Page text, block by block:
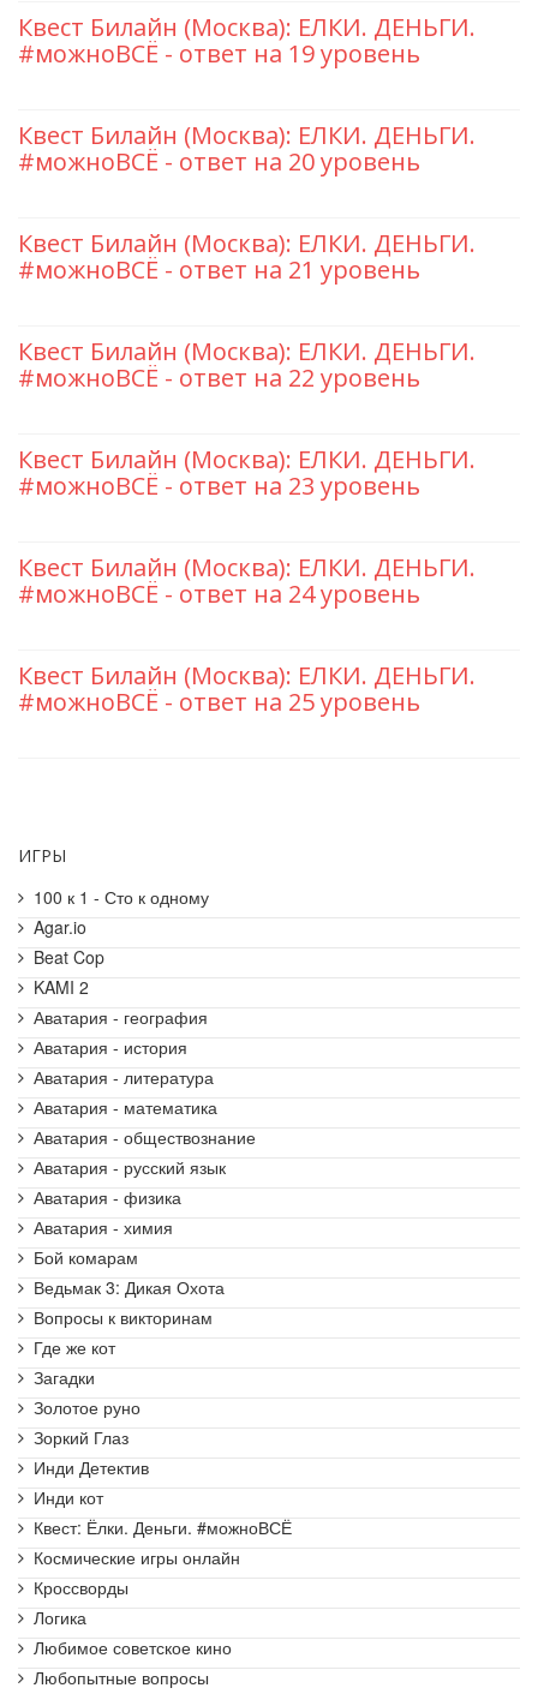
Квест Билайн (Москва): ЕЛКИ. ДЕНЬГИ.
#можноВСЁ - ответ на 19 уровень
Квест Билайн (Москва): ЕЛКИ. ДЕНЬГИ.
#можноВСЁ - ответ на 20 уровень
Квест Билайн (Москва): ЕЛКИ. ДЕНЬГИ.
#можноВСЁ - ответ на 21 уровень
Квест Билайн (Москва): ЕЛКИ. ДЕНЬГИ.
#можноВСЁ - ответ на 22 уровень
Квест Билайн (Москва): ЕЛКИ. ДЕНЬГИ.
#можноВСЁ - ответ на 23 уровень
Квест Билайн (Москва): ЕЛКИ. ДЕНЬГИ.
#можноВСЁ - ответ на 24 уровень
Квест Билайн (Москва): ЕЛКИ. ДЕНЬГИ.
#можноВСЁ - ответ на 25 уровень
ИГРЫ
100 к 1 - Сто к одному
Agar.io
Beat Cop
KAMI 2
Аватария - география
Аватария - история
Аватария - литература
Аватария - математика
Аватария - обществознание
Аватария - русский язык
Аватария - физика
Аватария - химия
Бой комарам
Ведьмак 3: Дикая Охота
Вопросы к викторинам
Где же кот
Загадки
Золотое руно
Зоркий Глаз
Инди Детектив
Инди кот
Квест: Ёлки. Деньги. #можноВСЁ
Космические игры онлайн
Кроссворды
Логика
Любимое советское кино
Любопытные вопросы